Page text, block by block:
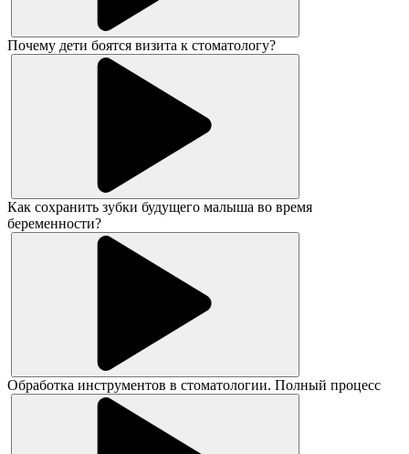
Почему дети боятся визита к стоматологу?
Как сохранить зубки будущего малыша во время
беременности?
Обработка инструментов в стоматологии. Полный процесс